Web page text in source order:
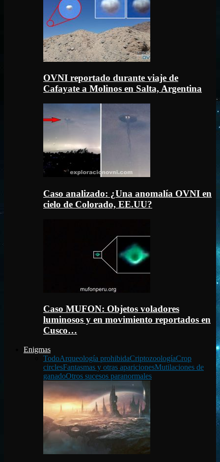
OVNI reportado durante viaje de
Cafayate a Molinos en Salta, Argentina
Caso analizado: ¿Una anomalía OVNI en
cielo de Colorado, EE.UU?
Caso MUFON: Objetos voladores
luminosos y en movimiento reportados en
Cusco…
Enigmas
TodoArqueología prohibidaCriptozoologíaCrop
circlesFantasmas y otras aparicionesMutilaciones de
ganadoOtros sucesos paranormales